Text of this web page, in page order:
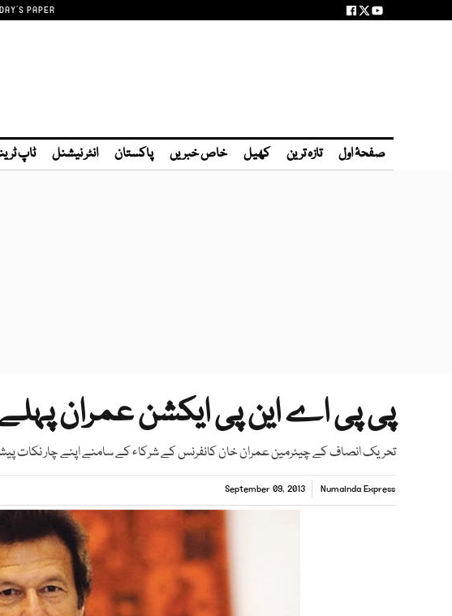
PAPER
صفحۂ اول تازہ ترین کھیل خاص خبریں پاکستان انٹر نیشنل ٹاپ
پی پی اے این پی ایکشن عمران
تحریک انصاف کے چیئرمین عمران خان کانفرنس کے شرکاء کے سامنے اپنے چار نکات
Numainda Express
September 09, 2013